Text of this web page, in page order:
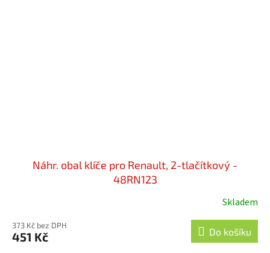
Náhr. obal klíče pro Renault, 2-tlačítkový -
48RN123
Skladem
373 Kč bez DPH
451 Kč Do košíku